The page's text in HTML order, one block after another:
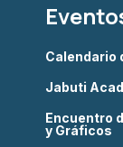
Calendario
Jabuti
Encuentro
y Gráficos